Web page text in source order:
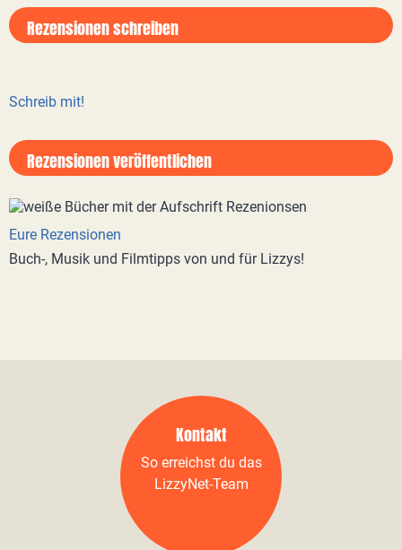
Rezensionen schreiben
Schreib mit!
Rezensionen veröffentlichen
Eure Rezensionen
Buch-, Musik und Filmtipps von und für Lizzys!
Kontakt
So erreichst du das
LizzyNet-Team